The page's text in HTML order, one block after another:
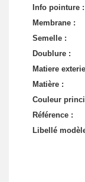
Info pointure :
Membrane :
Semelle :
Doublure :
Matiere
Matière :
Couleur
Référence :
Libellé